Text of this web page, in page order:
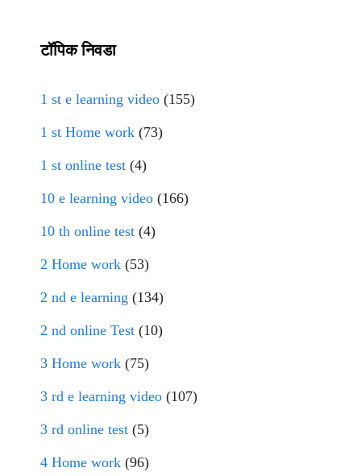
टॉपिक निवडा
1 st e learning video (155)
1 st Home work (73)
1 st online test (4)
10 e learning video (166)
10 th online test (4)
2 Home work (53)
2 nd e learning (134)
2 nd online Test (10)
3 Home work (75)
3 rd e learning video (107)
3 rd online test (5)
4 Home work (96)